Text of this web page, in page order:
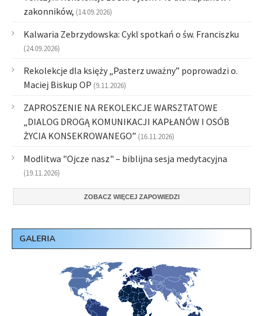
zakonników, (14.09.2026)
Kalwaria Zebrzydowska: Cykl spotkań o św. Franciszku
(24.09.2026)
Rekolekcje dla księży „Pasterz uważny” poprowadzi o.
Maciej Biskup OP (9.11.2026)
ZAPROSZENIE NA REKOLEKCJE WARSZTATOWE
„DIALOG DROGĄ KOMUNIKACJI KAPŁANÓW I OSÓB
ŻYCIA KONSEKROWANEGO” (16.11.2026)
Modlitwa "Ojcze nasz" – biblijna sesja medytacyjna
(19.11.2026)
ZOBACZ WIĘCEJ ZAPOWIEDZI
GALERIA